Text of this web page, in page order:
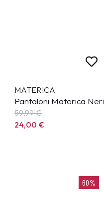
MATERICA
Pantaloni Materica Neri
59,99€
24,00€
60%